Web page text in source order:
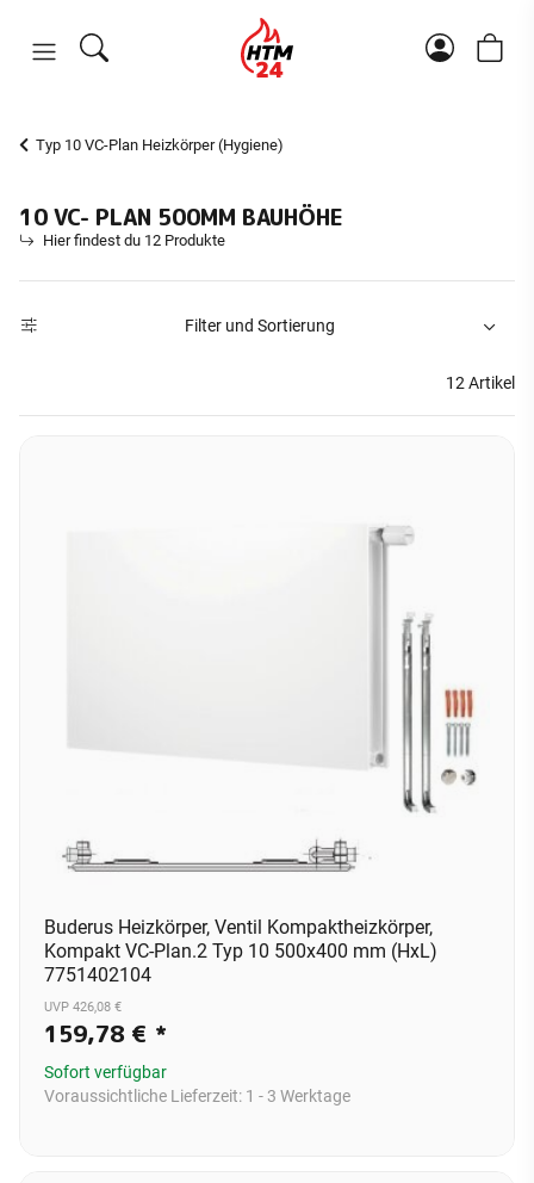
Typ 10 VC-Plan Heizkörper (Hygiene)
10 VC- PLAN 500MM BAUHÖHE
Hier findest du 12 Produkte
Filter und Sortierung
12 Artikel
Buderus Heizkörper, Ventil Kompaktheizkörper,
Kompakt VC-Plan.2 Typ 10 500x400 mm (HxL)
7751402104
UVP 426,08 €
159,78 € *
Sofort verfügbar
Voraussichtliche Lieferzeit: 1 - 3 Werktage